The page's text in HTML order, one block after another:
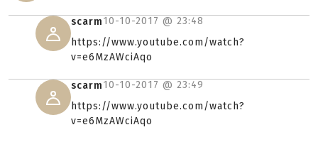
scarm10-10-2017 @ 23:48
https://www.youtube.com/watch?
v=e6MzAWciAqo
scarm10-10-2017 @ 23:49
https://www.youtube.com/watch?
v=e6MzAWciAqo